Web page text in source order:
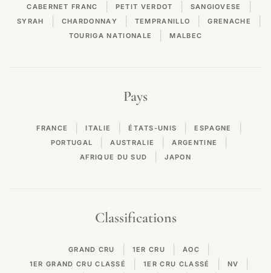
CABERNET FRANC PETIT VERDOT SANGIOVESE
SYRAH CHARDONNAY TEMPRANILLO GRENACHE
TOURIGA NATIONALE MALBEC
Pays
FRANCE ITALIE ÉTATS-UNIS ESPAGNE
PORTUGAL AUSTRALIE ARGENTINE
AFRIQUE DU SUD JAPON
Classifications
GRAND CRU 1ER CRU AOC
1ER GRAND CRU CLASSÉ 1ER CRU CLASSÉ NV